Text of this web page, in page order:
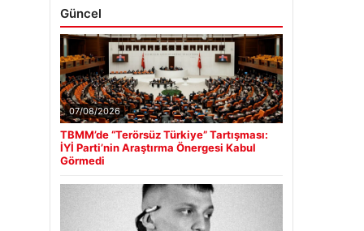
Güncel
07/08/2026
TBMM’de “Terörsüz Türkiye” Tartışması:
İYİ Parti’nin Araştırma Önergesi Kabul
Görmedi